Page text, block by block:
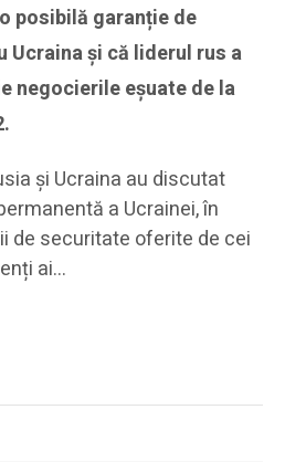
posibilă garanție de
Ucraina și că liderul rus a
negocierile eșuate de la
și Ucraina au discutat
a Ucrainei, în
de securitate oferite de cei
ai…